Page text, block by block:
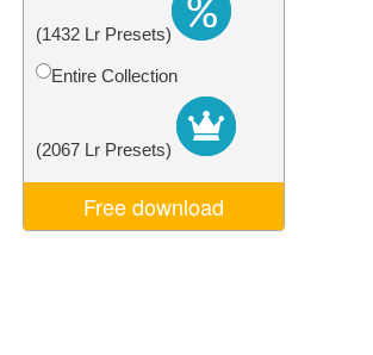
Services
(1432 Lr Presets)
Entire Collection
(2067 Lr Presets)
Free download